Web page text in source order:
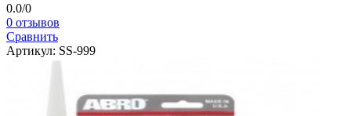
0.0/0
0 отзывов
Сравнить
Артикул: SS-999